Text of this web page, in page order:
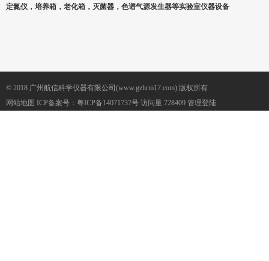
定氮仪，培养箱，老化箱，灭菌器，色谱气源发生器等实验室仪器设备
© 2018 广州航信科学仪器有限公司(www.gzhrm17.com) 版权所有
网站地图 ICP备案号： 粤ICP备14071737号 访问量:728409 管理登陆